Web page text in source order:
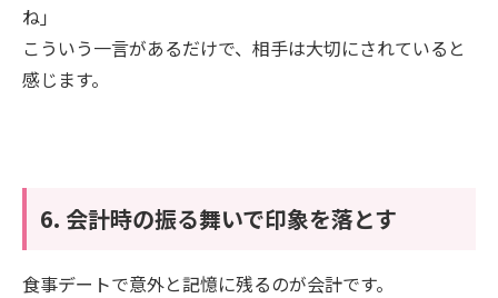
ね」
こういう一言があるだけで、相手は大切にされていると
感じます。
6. 会計時の振る舞いで印象を落とす
食事デートで意外と記憶に残るのが会計です。